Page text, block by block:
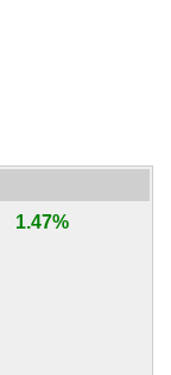
1.47%